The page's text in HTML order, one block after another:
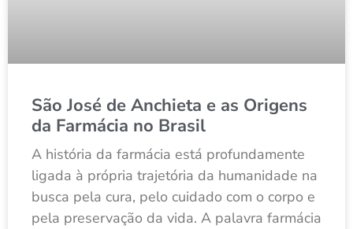
São José de Anchieta e as Origens
da Farmácia no Brasil
A história da farmácia está profundamente
ligada à própria trajetória da humanidade na
busca pela cura, pelo cuidado com o corpo e
pela preservação da vida. A palavra farmácia